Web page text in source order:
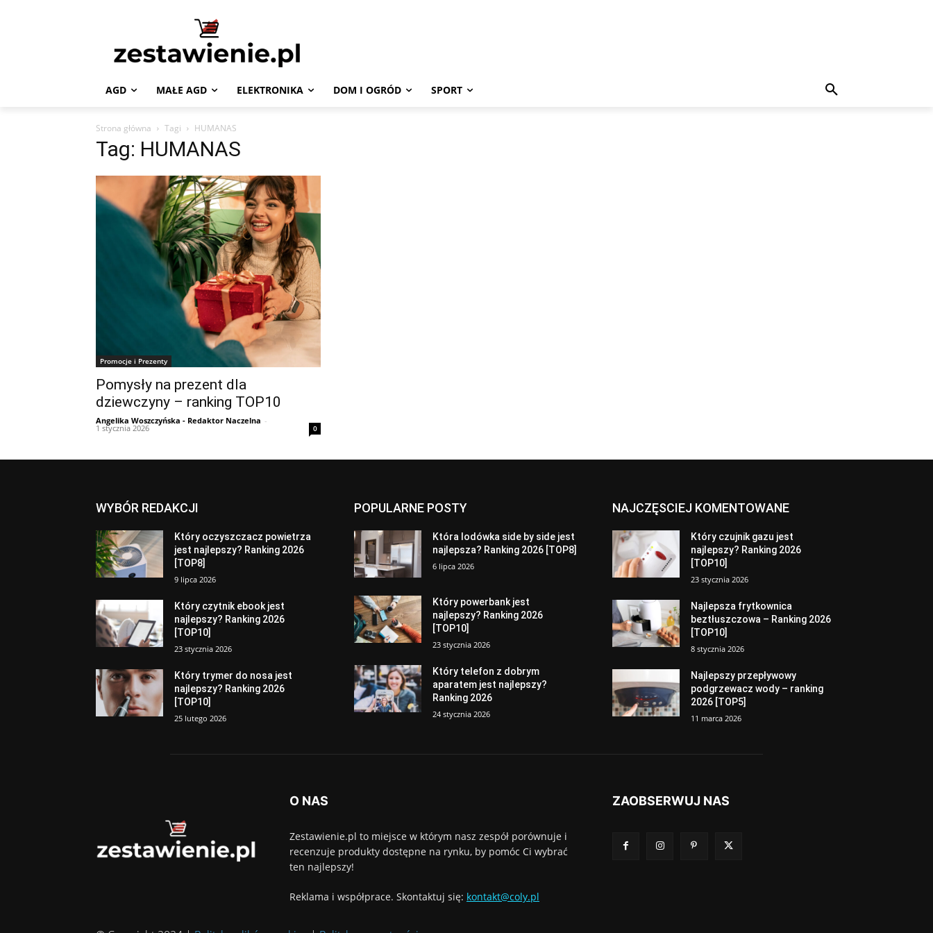
AGD MAŁE AGD ELEKTRONIKA DOM I OGRÓD SPORT
Strona główna Tagi HUMANAS
Tag: HUMANAS
Promocje i Prezenty
Pomysły na prezent dla
dziewczyny – ranking TOP10
Angelika Woszczyńska - Redaktor Naczelna -
1 stycznia 2026 0
WYBÓR REDAKCJI
Który oczyszczacz powietrza
jest najlepszy? Ranking 2026
[TOP8]
9 lipca 2026
Który czytnik ebook jest
najlepszy? Ranking 2026
[TOP10]
23 stycznia 2026
Który trymer do nosa jest
najlepszy? Ranking 2026
[TOP10]
25 lutego 2026
POPULARNE POSTY
Która lodówka side by side jest
najlepsza? Ranking 2026 [TOP8]
6 lipca 2026
Który powerbank jest
najlepszy? Ranking 2026
[TOP10]
23 stycznia 2026
Który telefon z dobrym
aparatem jest najlepszy?
Ranking 2026
24 stycznia 2026
NAJCZĘSCIEJ KOMENTOWANE
Który czujnik gazu jest
najlepszy? Ranking 2026
[TOP10]
23 stycznia 2026
Najlepsza frytkownica
beztłuszczowa – Ranking 2026
[TOP10]
8 stycznia 2026
Najlepszy przepływowy
podgrzewacz wody – ranking
2026 [TOP5]
11 marca 2026
O NAS
Zestawienie.pl to miejsce w którym nasz zespół porównuje i
recenzuje produkty dostępne na rynku, by pomóc Ci wybrać
ten najlepszy!
Reklama i współprace. Skontaktuj się: kontakt@coly.pl
ZAOBSERWUJ NAS